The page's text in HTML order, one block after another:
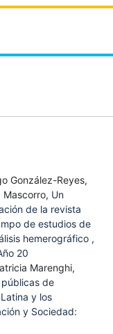
González-Reyes,
Mascorro, Un
de la revista
de estudios de
hemerográfico ,
20
Marenghi,
de
y los
y Sociedad: